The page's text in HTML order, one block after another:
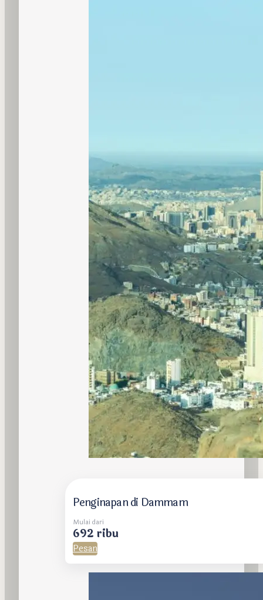
Penginapan di Dammam
Mulai dari
692 ribu
Pesan